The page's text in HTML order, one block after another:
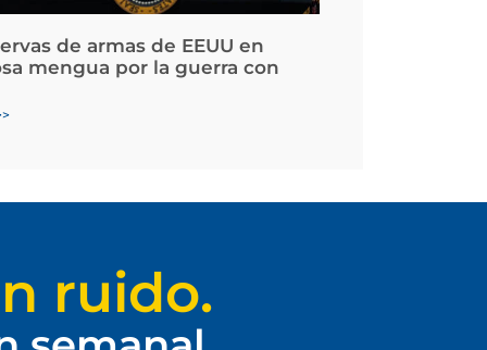
de armas de EEUU en
mengua por la guerra con
ruido.